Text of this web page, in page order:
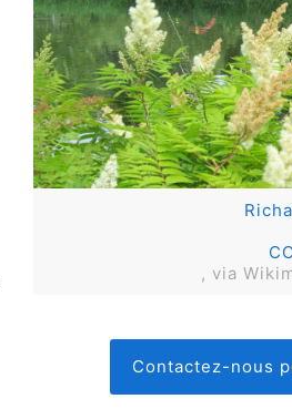
, via
Contactez-nous